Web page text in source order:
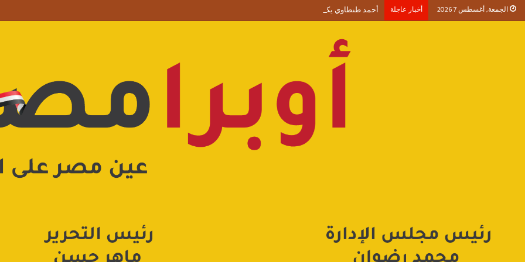
الجمعة, أغسطس 7 2026 أخبار عاجلة أحمد طنطاوي يكتب حين يصبح الوجود علامة استفهام